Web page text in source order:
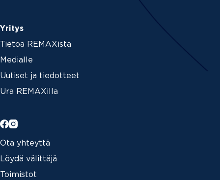
Yritys
Tietoa REMAXista
Medialle
Uutiset ja tiedotteet
Ura REMAXilla
Ota yhteyttä
Löydä välittäjä
Toimistot